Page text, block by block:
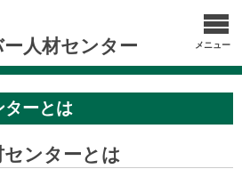
人材センター メニュー
ターとは
ンターとは